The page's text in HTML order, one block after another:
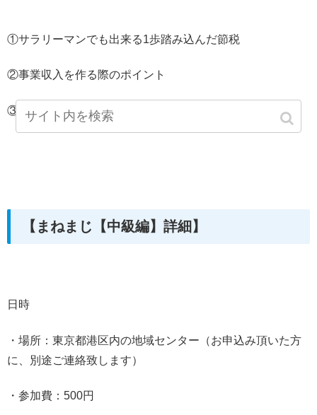
①サラリーマンでも出来る1歩踏み込んだ節税
②事業収入を作る際のポイント
③明日から実行できる具体的な事業情報
【まねまじ【中級編】詳細】
日時
・場所：東京都港区内の地域センター（お申込み頂いた方
に、別途ご連絡致します）
・参加費：500円